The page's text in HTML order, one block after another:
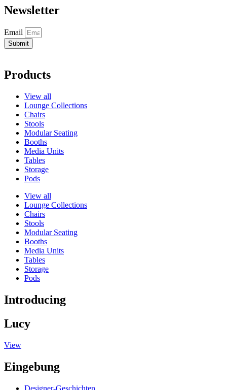
Newsletter
Email
Submit
Products
View all
Lounge Collections
Chairs
Stools
Modular Seating
Booths
Media Units
Tables
Storage
Pods
View all
Lounge Collections
Chairs
Stools
Modular Seating
Booths
Media Units
Tables
Storage
Pods
Introducing
Lucy
View
Eingebung
Designer-Geschichten